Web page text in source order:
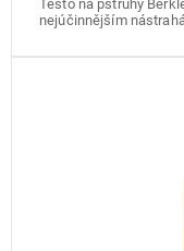
Těsto na pstruhy
nejúčinnějším